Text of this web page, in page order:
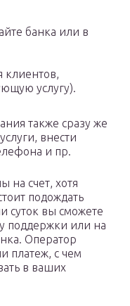
банка или в
клиентов,
услугу).
также сразу же
внести
и пр.
на счет, хотя
подождать
суток вы сможете
поддержки или на
Оператор
платеж, с чем
в ваших